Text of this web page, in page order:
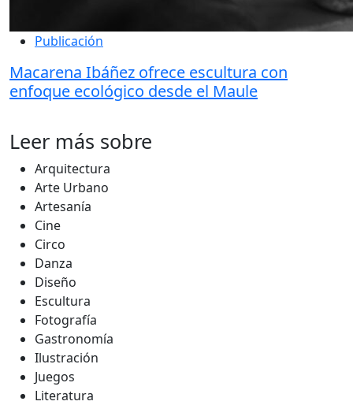
Publicación
Macarena Ibáñez ofrece escultura con
enfoque ecológico desde el Maule
Leer más sobre
Arquitectura
Arte Urbano
Artesanía
Cine
Circo
Danza
Diseño
Escultura
Fotografía
Gastronomía
Ilustración
Juegos
Literatura